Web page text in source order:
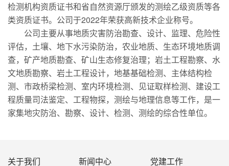
检测机构资质证书和省自然资源厅颁发的测绘乙级资质等各
类资质证书。公司于2022年荣获高新技术企业称号。
公司主要从事地质灾害防治勘查、设计、监理、危险性
评估，土壤、地下水污染防治，农业地质、生态环境地质调
查，矿产地质勘查、矿山生态修复治理；岩土工程勘察、水
文地质勘察、岩土工程设计，地基基础检测、主体结构检
测、市政桥梁检测、室内环境检测、见证取样检测、建设工
程质量司法鉴定、工程物探，测绘与地理信息等工作，是一
家集地灾防治、勘察、设计、检测、测绘的综合性单位。
关于我们 新闻中心 党建工作